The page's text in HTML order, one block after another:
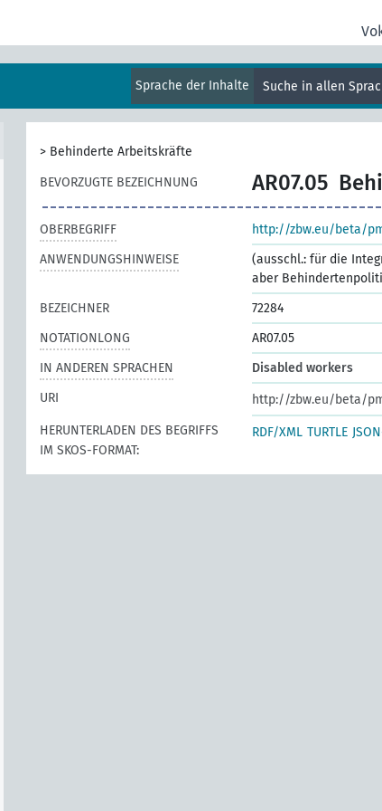
Sprache der Inhalte Suche in allen
> Behinderte Arbeitskräfte
BEVORZUGTE BEZEICHNUNG
AR07.05
OBERBEGRIFF
http://zbw.eu/beta/
ANWENDUNGSHINWEISE
(ausschl.: für die
aber
BEZEICHNER
72284
NOTATIONLONG
AR07.05
IN ANDEREN SPRACHEN
Disabled workers
URI
http://zbw.eu/beta/
HERUNTERLADEN DES BEGRIFFS
IM SKOS-FORMAT:
RDF/XML TURTLE